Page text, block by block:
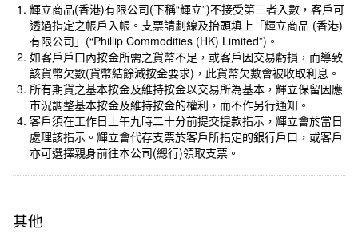
輝立商品(香港)有限公司(下稱“輝立”)不接受第三者入數，客戶可
透過指定之帳戶入帳。支票請劃線及抬頭填上「輝立商品 (香港)
有限公司」(“Phillip Commodities (HK) Limited”)。
如客戶戶口內按金所需之貨幣不足，或客戶因交易虧損，而導致
該貨幣欠數(貨幣結餘減按金要求)，此貨幣欠數會被收取利息。
所有期貨之基本按金及維持按金以交易所為基本，輝立保留因應
市況調整基本按金及維持按金的權利，而不作另行通知。
客戶須在工作日上午九時二十分前提交提款指示，輝立會於當日
處理該指示。輝立會代存支票於客戶所指定的銀行戶口，或客戶
亦可選擇親身前往本公司(總行)領取支票。
其他